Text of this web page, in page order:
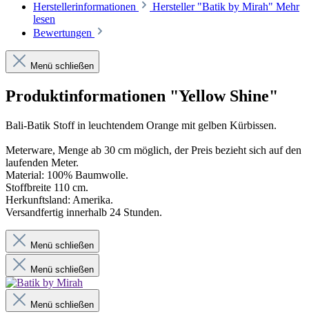
Herstellerinformationen
Hersteller "Batik by Mirah" Mehr
lesen
Bewertungen
Menü schließen
Produktinformationen "Yellow Shine"
Bali-Batik Stoff in leuchtendem Orange mit gelben Kürbissen.
Meterware, Menge ab 30 cm möglich, der Preis bezieht sich auf den
laufenden Meter.
Material: 100% Baumwolle.
Stoffbreite 110 cm.
Herkunftsland: Amerika.
Versandfertig innerhalb 24 Stunden.
Menü schließen
Menü schließen
Menü schließen